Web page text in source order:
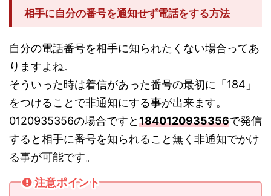
相手に自分の番号を通知せず電話をする方法
自分の電話番号を相手に知られたくない場合ってあ
りますよね。
そういった時は着信があった番号の最初に「184」
をつけることで非通知にする事が出来ます。
0120935356の場合ですと1840120935356で発信
すると相手に番号を知られること無く非通知でかけ
る事が可能です。
注意ポイント